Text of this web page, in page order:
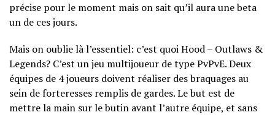
précise pour le moment mais on sait qu’il aura une beta
un de ces jours.
Mais on oublie là l’essentiel: c’est quoi Hood – Outlaws &
Legends? C’est un jeu multijoueur de type PvPvE. Deux
équipes de 4 joueurs doivent réaliser des braquages au
sein de forteresses remplis de gardes. Le but est de
mettre la main sur le butin avant l’autre équipe, et sans